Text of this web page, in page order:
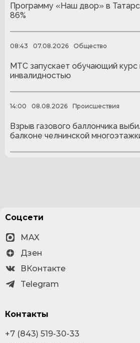
Программу «Наш двор» в
86%
08:43 07.08.2026 Общество
МТС запускает обучающий
инвалидностью
14:00 08.08.2026 Происшествия
Взрыв газового баллончика
балконе челнинской
Соцсети
MAX
Дзен
ВКонтакте
Telegram
Контакты
+7 (843) 519-30-33